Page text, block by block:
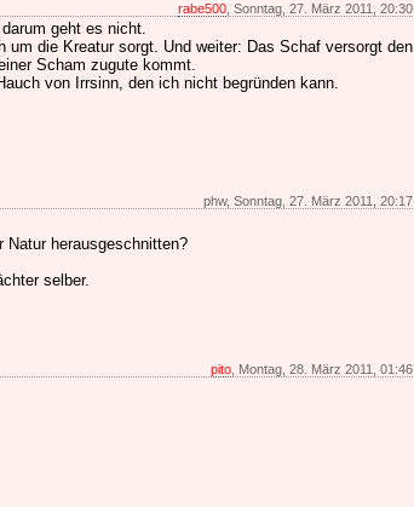
rabe500 , Sonntag, 27. März 2011, 20:30
geht es nicht.
die Kreatur sorgt. Und weiter: Das Schaf versorgt den
Scham zugute kommt.
von Irrsinn, den ich nicht begründen kann.
phw, Sonntag, 27. März 2011, 20:17
Natur herausgeschnitten?
selber.
pito , Montag, 28. März 2011, 01:46